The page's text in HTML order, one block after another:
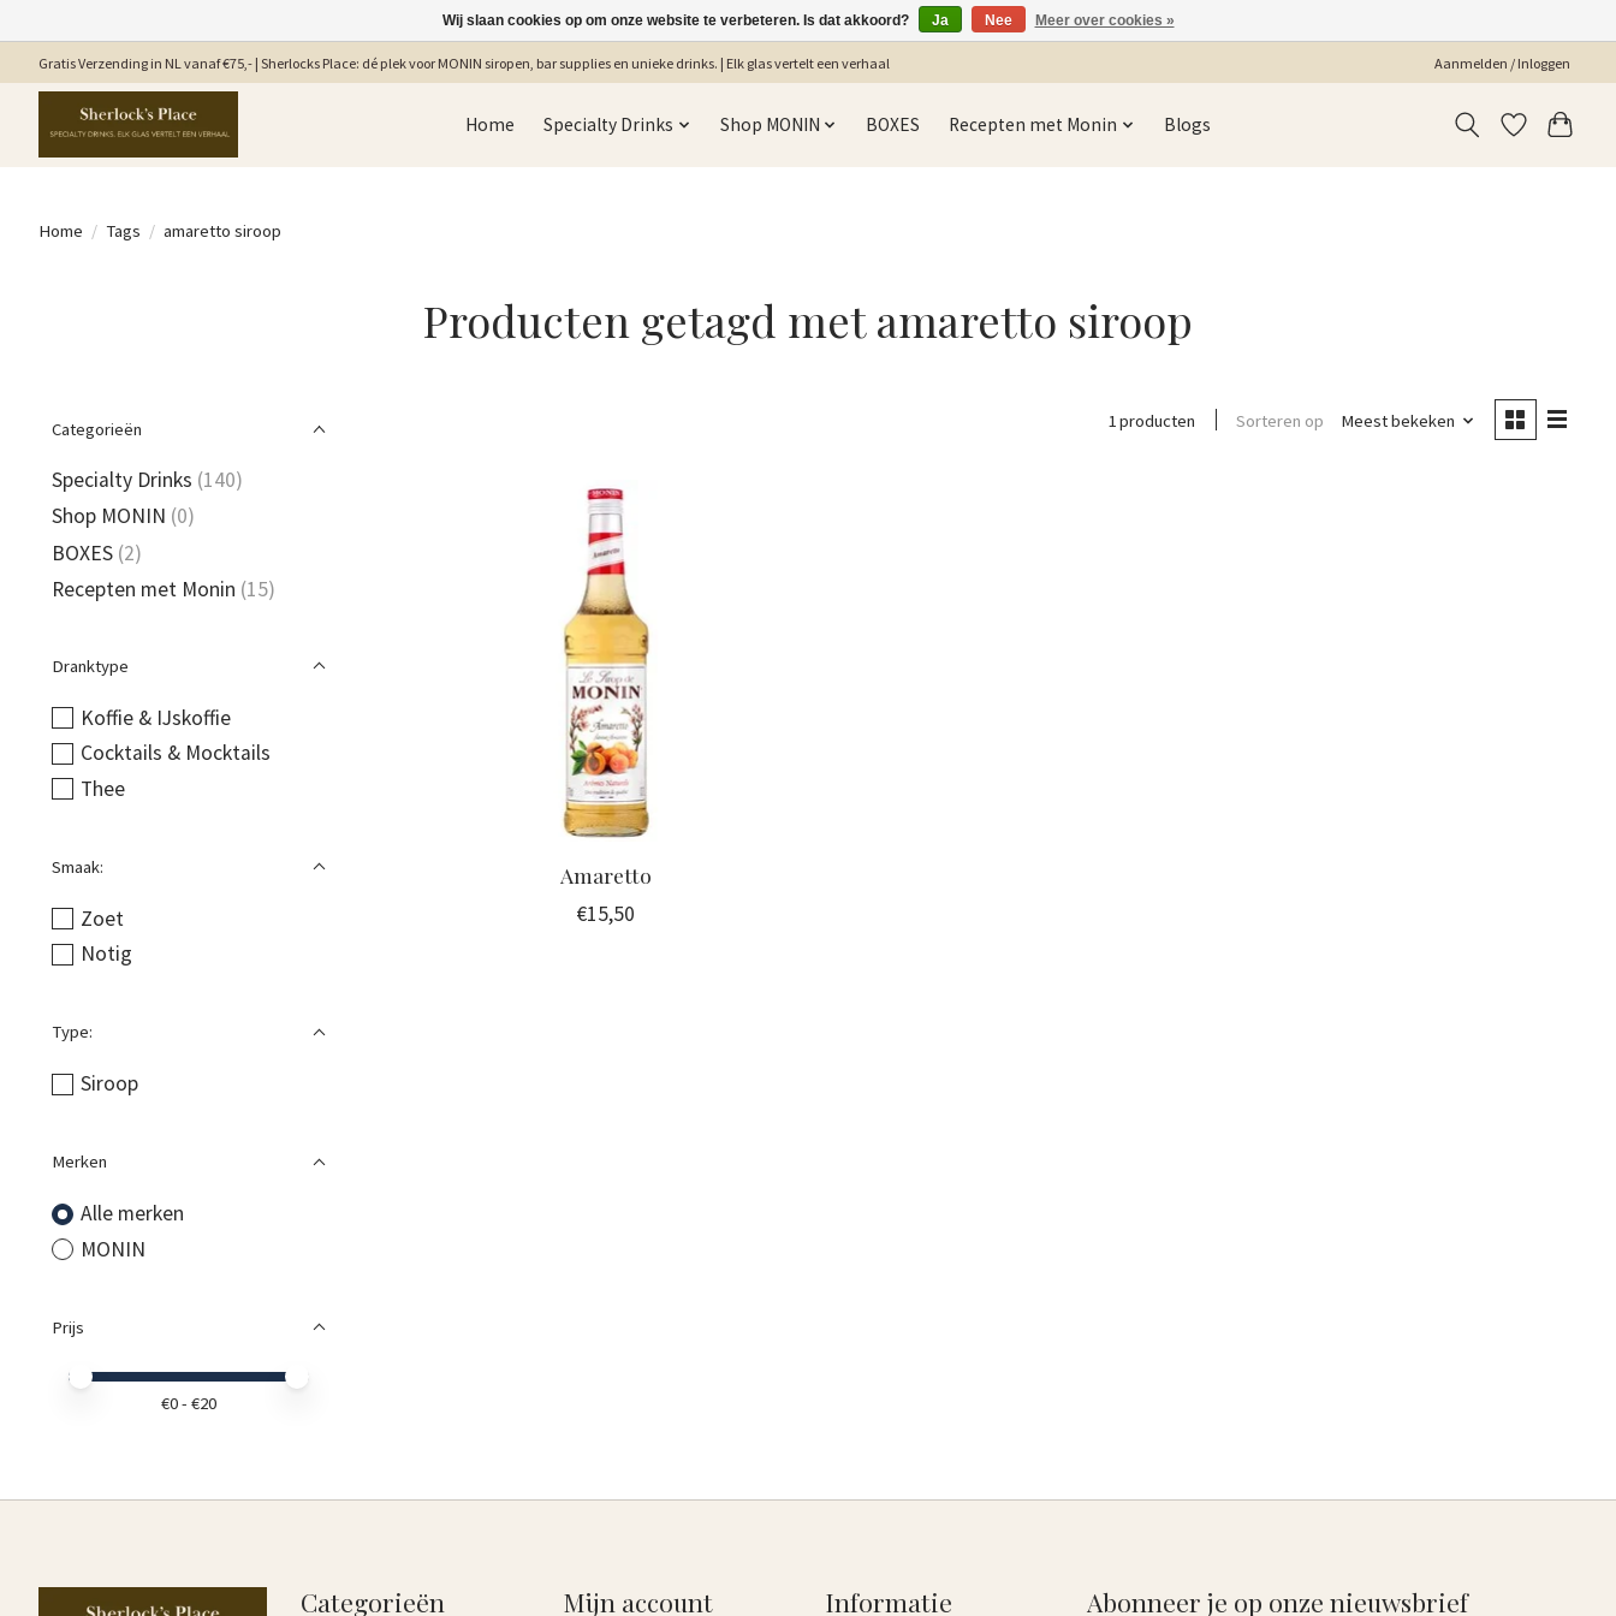
Gratis Verzending in NL vanaf €75,- | Sherlocks Place: dé plek voor MONIN siropen, bar supplies en unieke drinks. | Elk glas vertelt een verhaal Aanmelden / Inloggen
Home Specialty Drinks Shop MONIN BOXES Recepten met Monin Blogs
Home / Tags / amaretto siroop
Producten getagd met amaretto siroop
Categorieën
Specialty Drinks (140)
Shop MONIN (0)
BOXES (2)
Recepten met Monin (15)
Dranktype
Koffie & IJskoffie
Cocktails & Mocktails
Thee
Smaak:
Zoet
Notig
Type:
Siroop
Merken
Alle merken
MONIN
Prijs
Minimale prijswaarde
Price maximum value
€0- €20
1 producten Sorteren op Meest bekeken
Amaretto
€15,50
Categorieën Mijn account Informatie Abonneer je op onze nieuwsbrief
Wij slaan cookies op om onze website te verbeteren. Is dat akkoord? Ja Nee Meer over cookies »